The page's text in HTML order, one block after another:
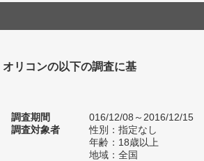
リコンの以下の調査に基
調査期間
016/12/08～2016/12/15
調査対象者
性別：指定なし
年齢：18歳以上
地域：全国